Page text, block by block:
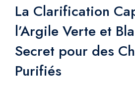
La Clarification
l’Argile Verte et
Secret pour des
Purifiés